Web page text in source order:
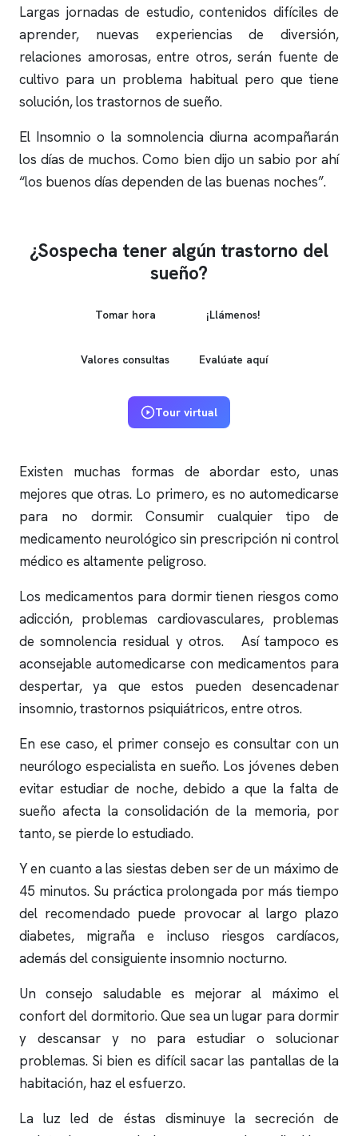
Largas jornadas de estudio, contenidos difíciles de
aprender, nuevas experiencias de diversión,
relaciones amorosas, entre otros, serán fuente de
cultivo para un problema habitual pero que tiene
solución, los trastornos de sueño.
El Insomnio o la somnolencia diurna acompañarán
los días de muchos. Como bien dijo un sabio por ahí
“los buenos días dependen de las buenas noches”.
¿Sospecha tener algún trastorno del
sueño?
Tomar hora ¡Llámenos!
Valores consultas Evalúate aquí
Tour virtual
Existen muchas formas de abordar esto, unas
mejores que otras. Lo primero, es no automedicarse
para no dormir. Consumir cualquier tipo de
medicamento neurológico sin prescripción ni control
médico es altamente peligroso.
Los medicamentos para dormir tienen riesgos como
adicción, problemas cardiovasculares, problemas
de somnolencia residual y otros. Así tampoco es
aconsejable automedicarse con medicamentos para
despertar, ya que estos pueden desencadenar
insomnio, trastornos psiquiátricos, entre otros.
En ese caso, el primer consejo es consultar con un
neurólogo especialista en sueño. Los jóvenes deben
evitar estudiar de noche, debido a que la falta de
sueño afecta la consolidación de la memoria, por
tanto, se pierde lo estudiado.
Y en cuanto a las siestas deben ser de un máximo de
45 minutos. Su práctica prolongada por más tiempo
del recomendado puede provocar al largo plazo
diabetes, migraña e incluso riesgos cardíacos,
además del consiguiente insomnio nocturno.
Un consejo saludable es mejorar al máximo el
confort del dormitorio. Que sea un lugar para dormir
y descansar y no para estudiar o solucionar
problemas. Si bien es difícil sacar las pantallas de la
habitación, haz el esfuerzo.
La luz led de éstas disminuye la secreción de